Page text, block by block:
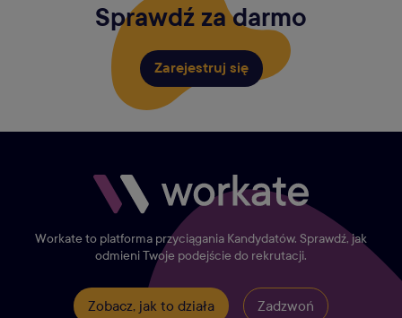
Sprawdź za darmo
Zarejestruj się
Workate to platforma przyciągania Kandydatów. Sprawdź, jak
odmieni Twoje podejście do rekrutacji.
Zobacz, jak to działa Zadzwoń